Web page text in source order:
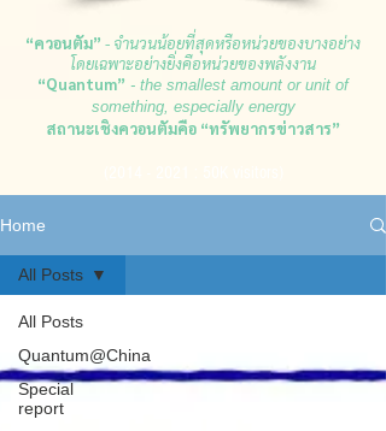
“ควอนตัม” - จำนวนน้อยที่สุดหรือหน่วยของบางอย่าง
โดยเฉพาะอย่างยิ่งคือหน่วยของพลังงาน
“Quantum” - the smallest amount or unit of
something, especially energy
สถานะเชิงควอนตัมคือ “ทรัพยากรข่าวสาร”
Home
All Posts
Quantum@China
Special
report
All Posts